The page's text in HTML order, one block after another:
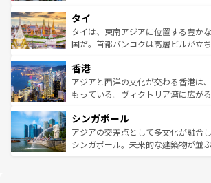
リティに包まれながら、韓国の多彩
わってみてほしい。 なお、新
覧を参照してほしい。
急速な発展と共に伝統が息づく。ハ
ーチミン市のフランス統治時代の建
醸し出している。また、バラエティ
とつ。フォーやバインミー、ベトナ
ひ現地で味わいたい。どの地域を訪
が旅行者を迎えてくれるので、きっ
参照してほしい。
タイ
タイは、東南アジアに位置する豊か
国だ。首都バンコクは高層ビルが立
の活気が交差している。北部ではチ
帯で自然と触れ合い、南部ではプー
いビーチでリゾート気分を楽しむこ
激する。気候は一年中温暖で、どの
が待っている。親しみやすいタイの
た文化、そして多様な観光資源が、
香港
アジアと西洋の文化が交わる香港は
もっている。ヴィクトリア湾に広が
み、どこを訪れても感動するはず。
ており、効率よく見どころを回れる
うな絶景から文化的な体験まで、香
シンガポール
アジアの交差点として多文化が融合
シンガポール。未来的な建築物が並